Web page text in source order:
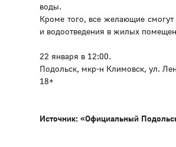
воды.
Кроме того, все желающие смогут
и водоотведения в жилых
22 января в 12:00.
Подольск, мкр-н Климовск, ул.
18+
Источник: «Официальный